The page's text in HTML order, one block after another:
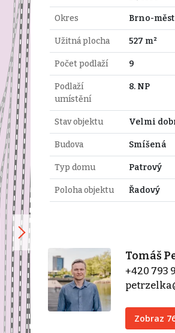
Okres Brno-
Užitná plocha 527 m²
Počet podlaží 9
Podlaží
umístění
8. NP
Stav objektu Velmi
Budova Smíšená
Typ domu Patrový
Poloha objektu Řadový
Tomáš
+420 793
Zobraz